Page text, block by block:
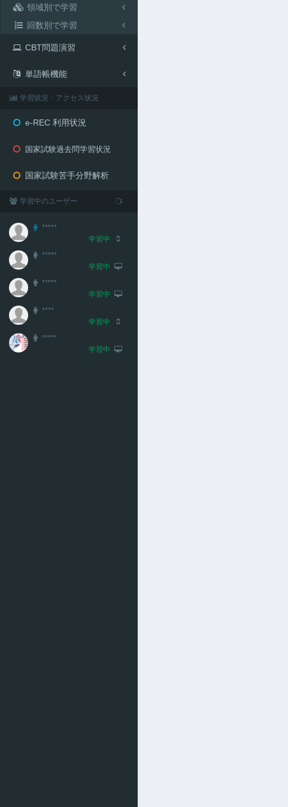
領域別で学習
回数別で学習
CBT問題演習
単語帳機能
学習状況・アクセス状況
e-REC 利用状況
国家試験過去問学習状況
国家試験苦手分野解析
学習中のユーザー
*****
学習中
*****
学習中
*****
学習中
****
学習中
*****
学習中